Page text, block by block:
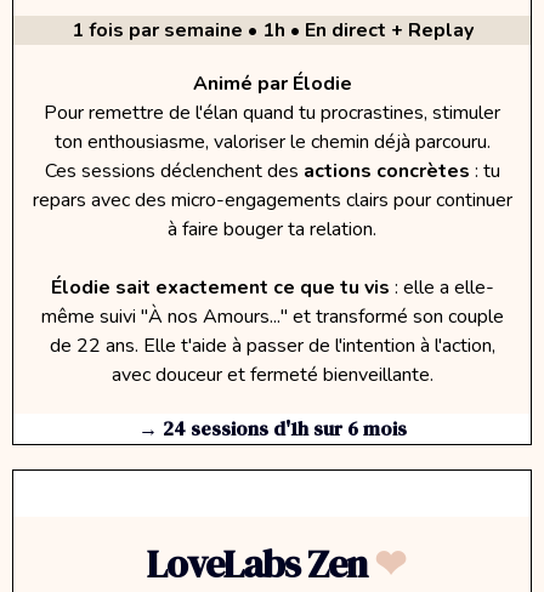
1 fois par semaine • 1h • En direct + Replay
Animé par Élodie
Pour remettre de l'élan quand tu procrastines, stimuler
ton enthousiasme, valoriser le chemin déjà parcouru.
Ces sessions déclenchent des actions concrètes : tu
repars avec des micro-engagements clairs pour continuer
à faire bouger ta relation.
Élodie sait exactement ce que tu vis : elle a elle-
même suivi "À nos Amours..." et transformé son couple
de 22 ans. Elle t'aide à passer de l'intention à l'action,
avec douceur et fermeté bienveillante.
→ 24 sessions d'1h sur 6 mois
LoveLabs Zen❤︎